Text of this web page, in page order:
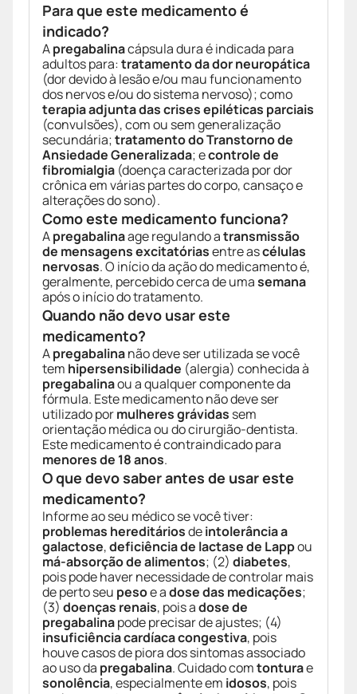
Para que este medicamento é
indicado?
Apregabalinacápsula dura é indicada para
adultos para:tratamento da dor neuropática
(dor devido à lesão e/ou mau funcionamento
dos nervos e/ou do sistema nervoso); como
terapia adjunta das crises epiléticas parciais
(convulsões), com ou sem generalização
secundária;tratamento do Transtorno de
Ansiedade Generalizada; econtrole de
fibromialgia (doença caracterizada por dor
crônica em várias partes do corpo, cansaço e
alterações do sono).
Como este medicamento funciona?
Apregabalinaage regulando atransmissão
de mensagens excitatóriasentre ascélulas
nervosas. O início da ação do medicamento é,
geralmente, percebido cerca de umasemana
após o início do tratamento.
Quando não devo usar este
medicamento?
Apregabalinanão deve ser utilizada se você
tem hipersensibilidade (alergia) conhecida à
pregabalinaou a qualquer componente da
fórmula. Este medicamento não deve ser
utilizado pormulheres grávidas sem
orientação médica ou do cirurgião-dentista.
Este medicamento é contraindicado para
menores de 18 anos.
O que devo saber antes de usar este
medicamento?
Informe ao seu médico se você tiver:
problemas hereditáriosdeintolerância a
galactose,deficiência de lactase de Lappou
má-absorção de alimentos; (2) diabetes,
pois pode haver necessidade de controlar mais
de perto seu pesoe adose das medicações;
(3) doenças renais, pois adose de
pregabalinapode precisar de ajustes; (4)
insuficiência cardíaca congestiva, pois
houve casos de piora dos sintomas associado
ao uso da pregabalina. Cuidado comtonturae
sonolência, especialmente em idosos, pois